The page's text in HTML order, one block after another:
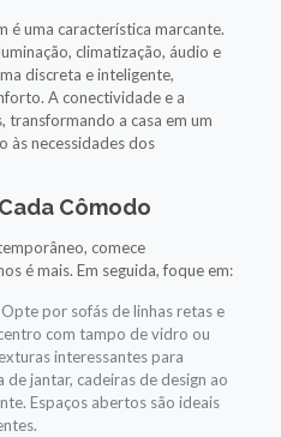
é uma característica marcante.
climatização, áudio e
discreta e inteligente,
A conectividade e a
transformando a casa em um
às necessidades dos
Cômodo
comece
é mais. Em seguida, foque em:
por sofás de linhas retas e
com tampo de vidro ou
interessantes para
de jantar, cadeiras de design ao
Espaços abertos são ideais